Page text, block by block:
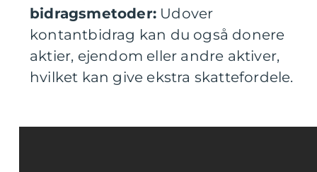
bidragsmetoder: Udover
kontantbidrag kan du også donere
aktier, ejendom eller andre aktiver,
hvilket kan give ekstra skattefordele.